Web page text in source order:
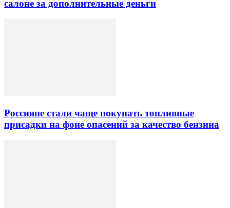
салоне за дополнительные деньги
Россияне стали чаще покупать топливные
присадки на фоне опасений за качество бензина